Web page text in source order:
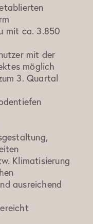
mit ca. 3.850
mit der
möglich
3. Quartal
Klimatisierung
ausreichend